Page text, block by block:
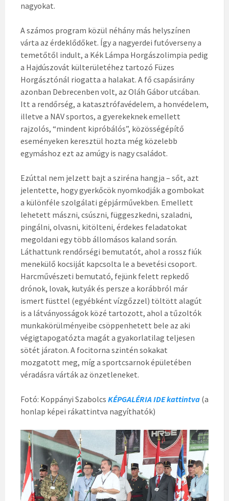
nagyokat.
A számos program közül néhány más helyszínen
várta az érdeklődőket. Így a nagyerdei futóverseny a
temetőtől indult, a Kék Lámpa Horgászolimpia pedig
a Hajdúszovát külterületéhez tartozó Füzes
Horgásztónál riogatta a halakat. A fő csapásirány
azonban Debrecenben volt, az Oláh Gábor utcában.
Itt a rendőrség, a katasztrófavédelem, a honvédelem,
illetve a NAV sportos, a gyerekeknek emellett
rajzolós, “mindent kipróbálós”, közösségépítő
eseményeken keresztül hozta még közelebb
egymáshoz ezt az amúgy is nagy családot.
Ezúttal nem jelzett bajt a sziréna hangja – sőt, azt
jelentette, hogy gyerkőcök nyomkodják a gombokat
a különféle szolgálati gépjárművekben. Emellett
lehetett mászni, csúszni, függeszkedni, szaladni,
pingálni, olvasni, kitölteni, érdekes feladatokat
megoldani egy több állomásos kaland során.
Láthattunk rendőrségi bemutatót, ahol a rossz fiúk
menekülő kocsiját kapcsolta le a bevetési csoport.
Harcművészeti bemutató, fejünk felett repkedő
drónok, lovak, kutyák és persze a korábbról már
ismert füsttel (egyébként vízgőzzel) töltött alagút
is a látványosságok közé tartozott, ahol a tűzoltók
munkakörülményeibe csöppenhetett bele az aki
végigtapogatózta magát a gyakorlatilag teljesen
sötét járaton. A focitorna szintén sokakat
mozgatott meg, míg a sportcsarnok épületében
véradásra várták az önzetleneket.
Fotó: Koppányi Szabolcs KÉPGALÉRIA IDE kattintva (a
honlap képei rákattintva nagyíthatók)